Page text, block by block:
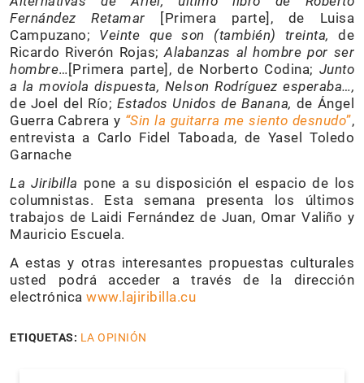
Fernández Retamar
[Primera parte], de Luisa
Campuzano; Veinte que son (también) treinta, de
Ricardo Riverón Rojas;Alabanzas al hombre por ser
hombre…[Primera parte], de Norberto Codina; Junto
a la moviola dispuesta, Nelson Rodríguez esperaba…,
de Joel del Río;Estados Unidos de Banana, de Ángel
Guerra Cabrera y “Sin la guitarra me siento desnudo”,
entrevista a Carlo Fidel Taboada, de Yasel Toledo
Garnache
La Jiribilla pone a su disposición el espacio de los
columnistas. Esta semana presenta los últimos
trabajos de Laidi Fernández de Juan, Omar Valiño y
Mauricio Escuela.
A estas y otras interesantes propuestas culturales
usted podrá acceder a través de la dirección
electrónica www.lajiribilla.cu
ETIQUETAS: LA OPINIÓN